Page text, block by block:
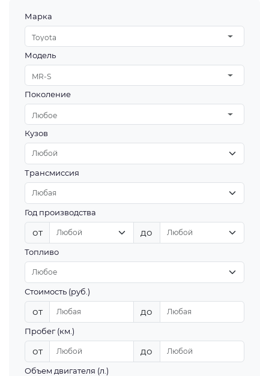
Марка
Toyota
Модель
MR-S
Поколение
Любое
Кузов
Трансмиссия
Год производства
от до
Топливо
Стоимость (руб.)
от до
Пробег (км.)
от до
Объем двигателя (л.)